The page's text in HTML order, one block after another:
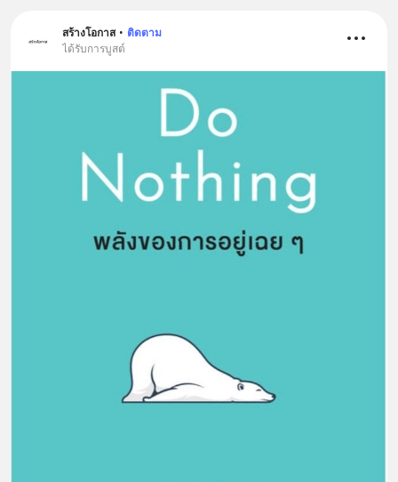
สร้างโอกาส • ติดตาม
ได้รับการบูสต์